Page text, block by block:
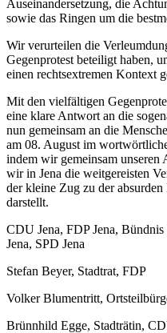
Auseinandersetzung, die
sowie das Ringen um die
Wir verurteilen die
Gegenprotest beteiligt haben,
einen rechtsextremen Kontext
Mit den vielfältigen
eine klare Antwort an die
nun gemeinsam an die
am 08. August im
indem wir gemeinsam unseren
wir in Jena die weitgereisten
der kleine Zug zu der
darstellt.
CDU Jena, FDP Jena,
Jena, SPD Jena
Stefan Beyer, Stadtrat, FDP
Volker Blumentritt,
Brünnhild Egge, Stadträtin,